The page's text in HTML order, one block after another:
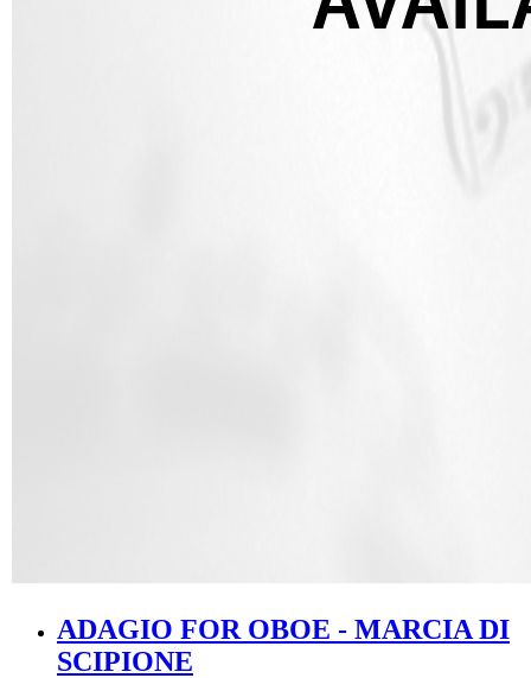
ADAGIO FOR OBOE - MARCIA DI
SCIPIONE